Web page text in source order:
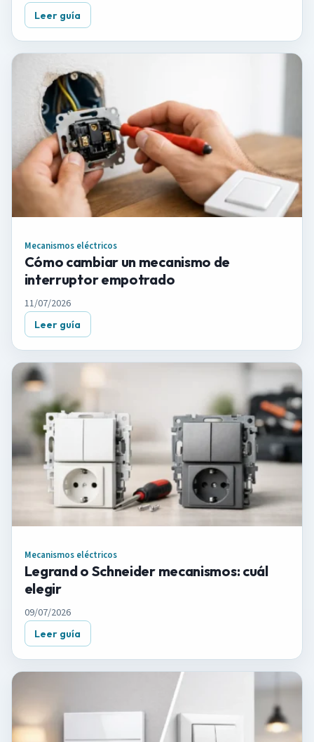
Leer guía
Mecanismos eléctricos
Cómo cambiar un mecanismo de
interruptor empotrado
11/07/2026
Leer guía
Mecanismos eléctricos
Legrand o Schneider mecanismos: cuál
elegir
09/07/2026
Leer guía